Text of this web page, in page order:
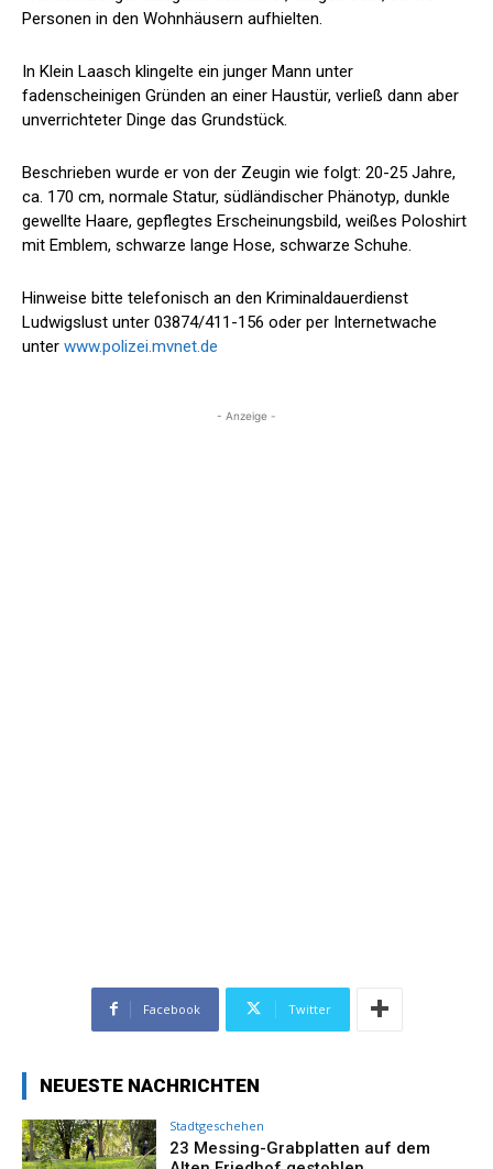
Personen in den Wohnhäusern aufhielten.
In Klein Laasch klingelte ein junger Mann unter
fadenscheinigen Gründen an einer Haustür, verließ dann aber
unverrichteter Dinge das Grundstück.
Beschrieben wurde er von der Zeugin wie folgt: 20-25 Jahre,
ca. 170 cm, normale Statur, südländischer Phänotyp, dunkle
gewellte Haare, gepflegtes Erscheinungsbild, weißes Poloshirt
mit Emblem, schwarze lange Hose, schwarze Schuhe.
Hinweise bitte telefonisch an den Kriminaldauerdienst
Ludwigslust unter 03874/411-156 oder per Internetwache
unter www.polizei.mvnet.de
- Anzeige -
Facebook Twitter
NEUESTE NACHRICHTEN
Stadtgeschehen
23 Messing-Grabplatten auf dem